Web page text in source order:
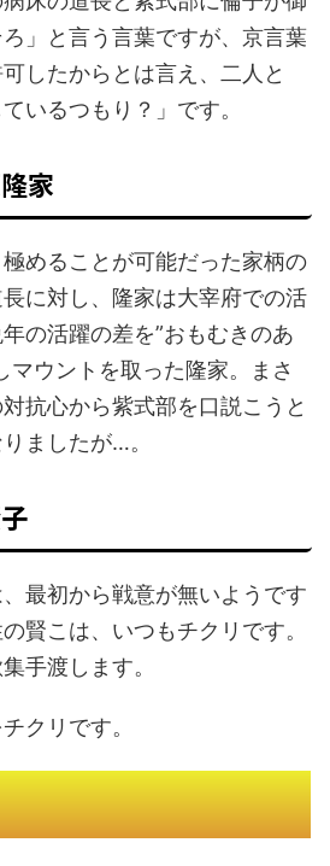
」と言う言葉ですが、京言葉
したからとは言え、二人と
いるつもり？」です。
家
めることが可能だった家柄の
に対し、隆家は大宰府での活
の活躍の差を”おもむきのあ
マウントを取った隆家。まさ
抗心から紫式部を口説こうと
ましたが…。
最初から戦意が無いようです
賢こは、いつもチクリです。
手渡します。
クリです。